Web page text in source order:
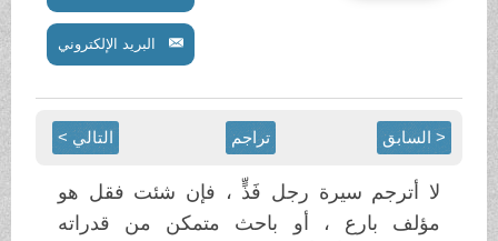
البريد الإلكتروني
< السابق تراجم التالي >
لا أترجم سيرة رجل فَذٍّ ، فإن شئت فقل هو
مؤلف بارع ، أو باحث متمكن من قدراته